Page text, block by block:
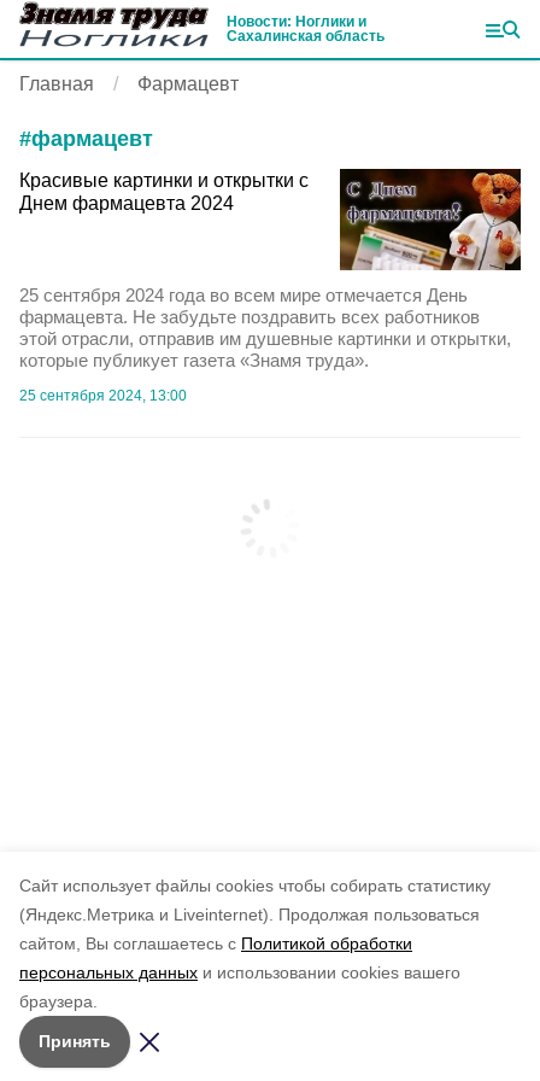
Cайт использует файлы cookies чтобы собирать статистику
(Яндекс.Метрика и Liveinternet).
Продолжая пользоваться
сайтом, Вы соглашаетесь с Политикой обработки
персональных данных и использовании cookies вашего
браузера.
Принять
Новости: Ноглики и
Сахалинская область
Главная Фармацевт
#фармацевт
Красивые картинки и открытки с
Днем фармацевта 2024
25 сентября 2024 года во всем мире отмечается День
фармацевта. Не забудьте поздравить всех работников
этой отрасли, отправив им душевные картинки и открытки,
которые публикует газета «Знамя труда».
25 сентября 2024, 13:00